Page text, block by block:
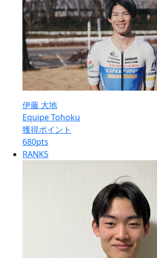
伊藤 大地
Equipe Tohoku
獲得ポイント
680pts
RANK5